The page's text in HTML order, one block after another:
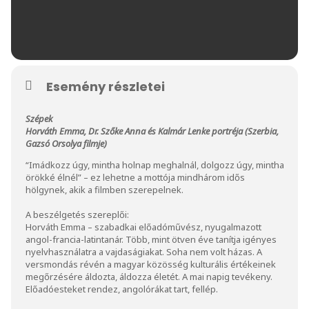
Esemény részletei
Szépek
Horváth Emma, Dr. Szőke Anna és Kalmár Lenke portréja (Szerbia,
Gazsó Orsolya filmje)
“Imádkozz úgy, mintha holnap meghalnál, dolgozz úgy, mintha
örökké élnél” – ez lehetne a mottója mindhárom idős
hölgynek, akik a filmben szerepelnek.
A beszélgetés szereplői:
Horváth Emma – szabadkai előadóművész, nyugalmazott
angol-francia-latintanár. Több, mint ötven éve tanítja igényes
nyelvhasználatra a vajdaságiakat. Soha nem volt házas. A
versmondás révén a magyar közösség kulturális értékeinek
megőrzésére áldozta, áldozza életét. A mai napig tevékeny.
Előadóesteket rendez, angolórákat tart, fellép.